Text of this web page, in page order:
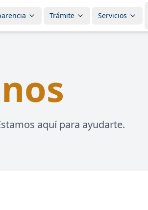
Trámite Servicios
aquí para ayudarte.